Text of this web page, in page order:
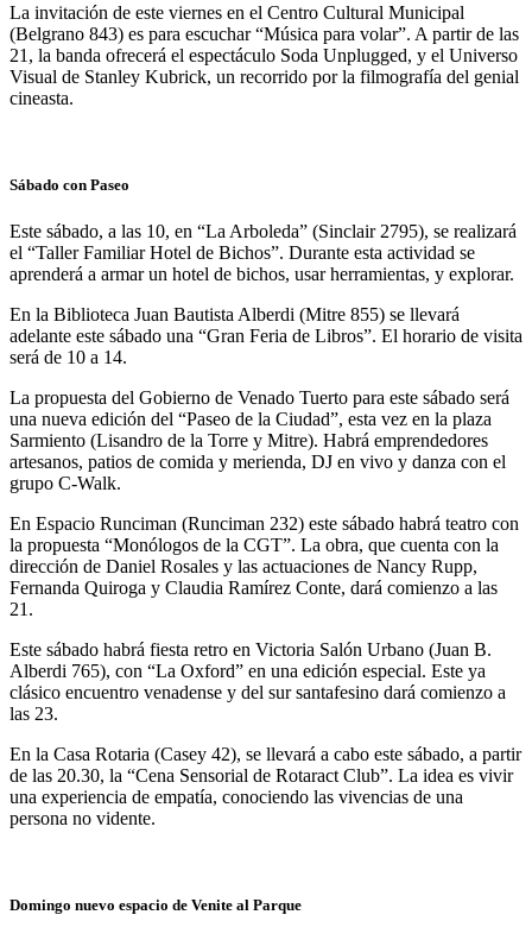
La invitación de este viernes en el Centro Cultural Municipal
(Belgrano 843) es para escuchar “Música para volar”. A partir de las
21, la banda ofrecerá el espectáculo Soda Unplugged, y el Universo
Visual de Stanley Kubrick, un recorrido por la filmografía del genial
cineasta.
Sábado con Paseo
Este sábado, a las 10, en “La Arboleda” (Sinclair 2795), se realizará
el “Taller Familiar Hotel de Bichos”. Durante esta actividad se
aprenderá a armar un hotel de bichos, usar herramientas, y explorar.
En la Biblioteca Juan Bautista Alberdi (Mitre 855) se llevará
adelante este sábado una “Gran Feria de Libros”. El horario de visita
será de 10 a 14.
La propuesta del Gobierno de Venado Tuerto para este sábado será
una nueva edición del “Paseo de la Ciudad”, esta vez en la plaza
Sarmiento (Lisandro de la Torre y Mitre). Habrá emprendedores
artesanos, patios de comida y merienda, DJ en vivo y danza con el
grupo C-Walk.
En Espacio Runciman (Runciman 232) este sábado habrá teatro con
la propuesta “Monólogos de la CGT”. La obra, que cuenta con la
dirección de Daniel Rosales y las actuaciones de Nancy Rupp,
Fernanda Quiroga y Claudia Ramírez Conte, dará comienzo a las
21.
Este sábado habrá fiesta retro en Victoria Salón Urbano (Juan B.
Alberdi 765), con “La Oxford” en una edición especial. Este ya
clásico encuentro venadense y del sur santafesino dará comienzo a
las 23.
En la Casa Rotaria (Casey 42), se llevará a cabo este sábado, a partir
de las 20.30, la “Cena Sensorial de Rotaract Club”. La idea es vivir
una experiencia de empatía, conociendo las vivencias de una
persona no vidente.
Domingo nuevo espacio de Venite al Parque